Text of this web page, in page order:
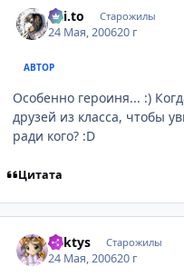
Kai.to Старожилы
24 Мая, 200620 г
АВТОР
Особенно героиня... :)
друзей из класса, чтобы
ради кого? :D
Цитата
kaktys Старожилы
24 Мая, 200620 г